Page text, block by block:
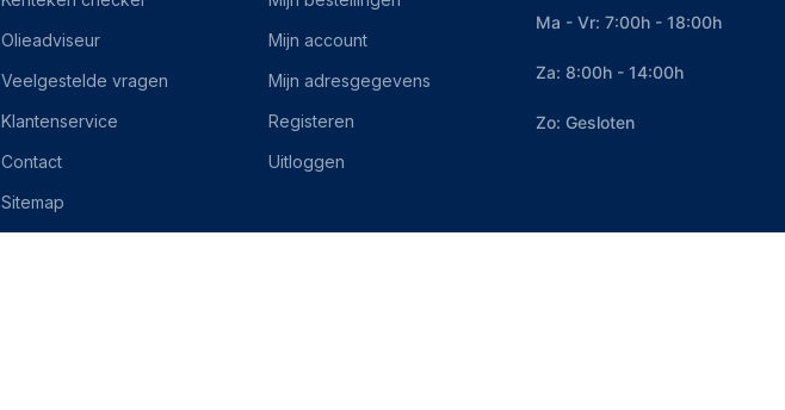
Olieadviseur
Veelgestelde vragen
Klantenservice
Contact
Sitemap
Mijn account
Mijn adresgegevens
Registeren
Uitloggen
Ma - Vr: 7:00h - 18:00h
Za: 8:00h - 14:00h
Zo: Gesloten